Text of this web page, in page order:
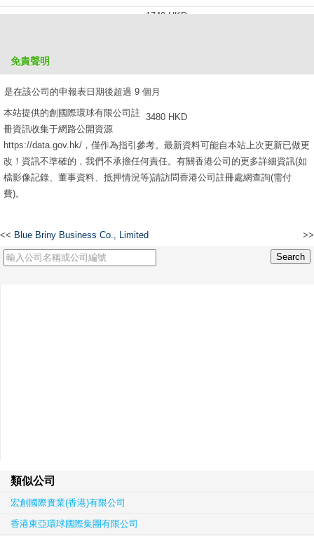
1740 HKD
是在該公司的申報表日期後超過 9 個月
3480 HKD
免責聲明
本站提供的創國際環球有限公司註
冊資訊收集于網路公開資源
https://data.gov.hk/，僅作為指引參考。最新資料可能自本站上次更新已做更
改！資訊不準確的，我們不承擔任何責任。有關香港公司的更多詳細資訊(如
檔影像記錄、董事資料、抵押情況等)請訪問香港公司註冊處網查詢(需付
費)。
<< Blue Briny Business Co., Limited >>
類似公司
宏創國際實業(香港)有限公司
香港東亞環球國際集團有限公司